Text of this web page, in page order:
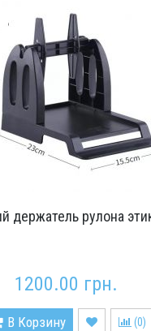
держатель рулона
1200.00 грн.
В Корзину (0)